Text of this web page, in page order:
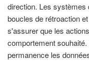
direction. Les systèmes
boucles de rétroaction
s'assurer que les
comportement
permanence les